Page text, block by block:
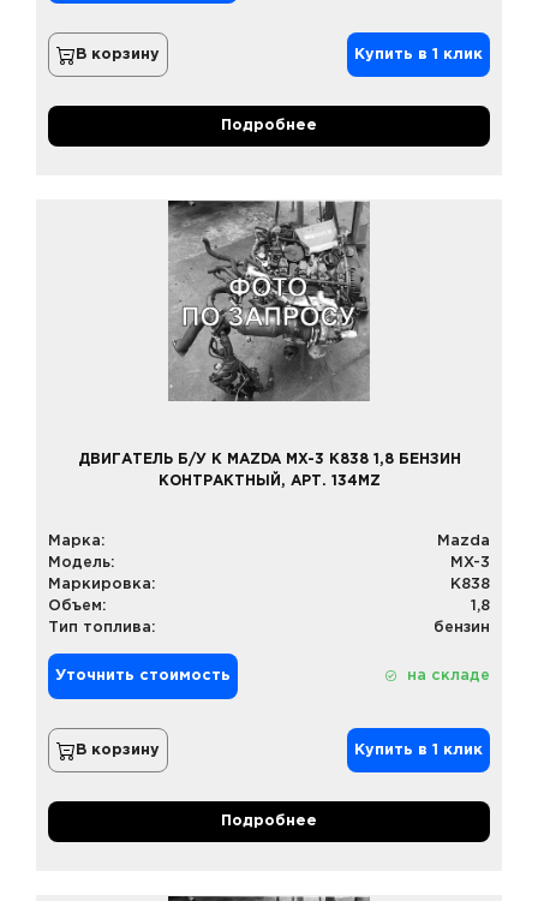
В корзину Купить в 1 клик
Подробнее
ДВИГАТЕЛЬ Б/У К MAZDA MX-3 K838 1,8 БЕНЗИН
КОНТРАКТНЫЙ, АРТ. 134MZ
Марка:
Mazda
Модель:
MX-3
Маркировка:
K838
Объем:
1,8
Тип топлива:
бензин
Уточнить стоимость на складе
В корзину Купить в 1 клик
Подробнее